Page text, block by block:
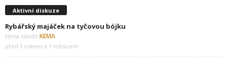
Aktivní diskuze
Rybářský majáček na tyčovou bójku
téma založil:KEMA
před 1 rokem a 1 měsícem